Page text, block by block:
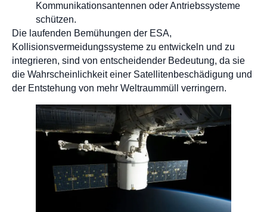
Kommunikationsantennen oder Antriebssysteme
schützen.
Die laufenden Bemühungen der ESA,
Kollisionsvermeidungssysteme zu entwickeln und zu
integrieren, sind von entscheidender Bedeutung, da sie
die Wahrscheinlichkeit einer Satellitenbeschädigung und
der Entstehung von mehr Weltraummüll verringern.